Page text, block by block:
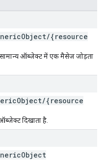
Object/{resource
ऑब्जेक्ट में एक मैसेज जोड़ता
Object/{resource
दिखाता है.
Object